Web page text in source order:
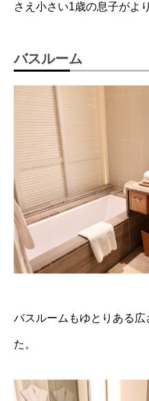
さえ小さい1歳の息子がよ
バスルーム
バスルームもゆとりある
た。